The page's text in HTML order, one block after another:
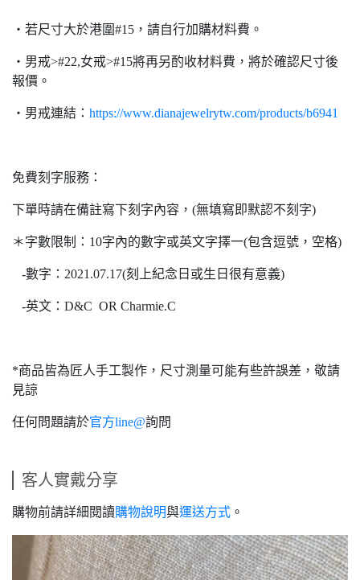
‧若尺寸大於港圍#15，請自行加購材料費。
・男戒>#22,女戒>#15將再另酌收材料費，將於確認尺寸後
報價。
・男戒連結： https://www.dianajewelrytw.com/products/b6941
免費刻字服務：
下單時請在備註寫下刻字內容，(無填寫即默認不刻字)
＊字數限制：10字內的數字或英文字擇一(包含逗號，空格)
-數字：2021.07.17(刻上紀念日或生日很有意義)
-英文：D&C OR Charmie.C
*商品皆為匠人手工製作，尺寸測量可能有些許誤差，敬請
見諒
任何問題請於官方line@詢問
客人實戴分享
購物前請詳細閱讀購物說明與運送方式 。